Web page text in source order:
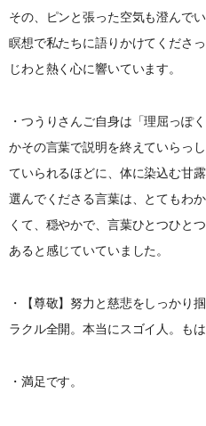
その、ピンと張った空気も澄んで
瞑想で私たちに語りかけてくださ
じわと熱く心に響いています。
・つうりさんご自身は「理屈っぽ
かその言葉で説明を終えていらっ
ていられるほどに、体に染込む甘
選んでくださる言葉は、とてもわ
くて、穏やかで、言葉ひとつひと
あると感じていていました。
・【尊敬】努力と慈悲をしっかり
ラクル全開。本当にスゴイ人。も
・満足です。